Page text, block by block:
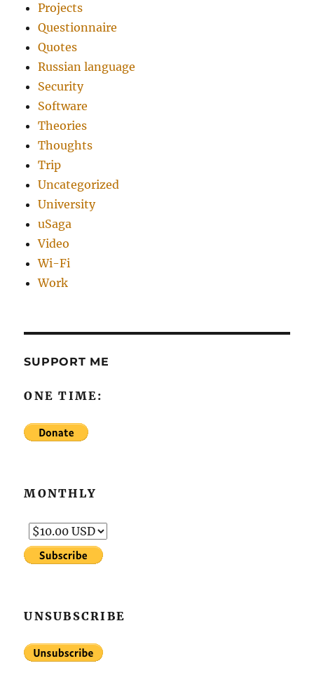
Projects
Questionnaire
Quotes
Russian language
Security
Software
Theories
Thoughts
Trip
Uncategorized
University
uSaga
Video
Wi-Fi
Work
SUPPORT ME
ONE TIME:
MONTHLY
UNSUBSCRIBE